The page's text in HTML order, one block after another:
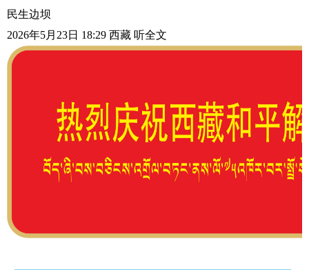
其他主动公开内容
民生边坝
2026年5月23日 18:29 西藏 听全文